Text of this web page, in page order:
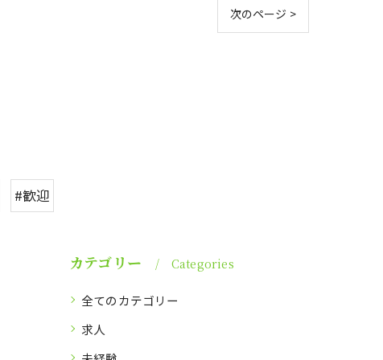
次のページ >
#歓迎
カテゴリー Categories
全てのカテゴリー
求人